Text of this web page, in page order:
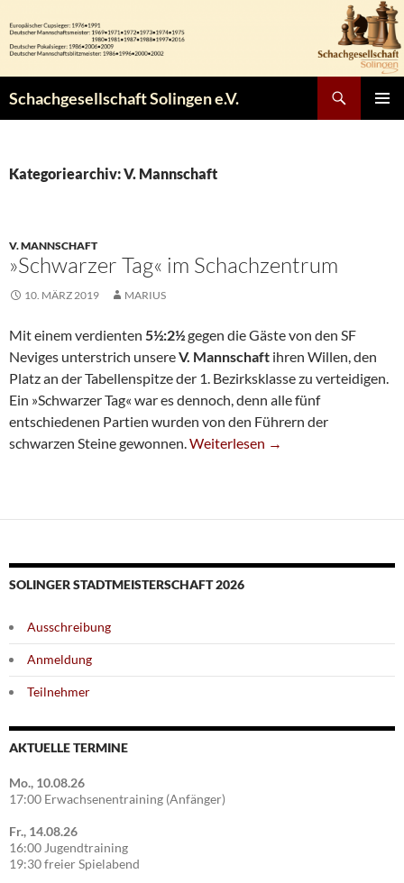
Inhalt
springen
Schachgesellschaft Solingen e.V.
Kategoriearchiv: V. Mannschaft
V. MANNSCHAFT
»Schwarzer Tag« im Schachzentrum
10. MÄRZ 2019 MARIUS
Mit einem verdienten 5½:2½gegen die Gäste von den SF
Neviges unterstrich unsereV. Mannschaft ihren Willen, den
Platz an der Tabellenspitze der 1. Bezirksklasse zu verteidigen.
Ein »Schwarzer Tag« war es dennoch, denn alle fünf
entschiedenen Partien wurden von den Führern der
schwarzen Steine gewonnen.»Schwarzer Tag« Im
Weiterlesen →
SOLINGER STADTMEISTERSCHAFT 2026
Ausschreibung
Anmeldung
Teilnehmer
AKTUELLE TERMINE
Mo., 10.08.26
17:00 Erwachsenentraining (Anfänger)
Fr., 14.08.26
16:00 Jugendtraining
19:30 freier Spielabend